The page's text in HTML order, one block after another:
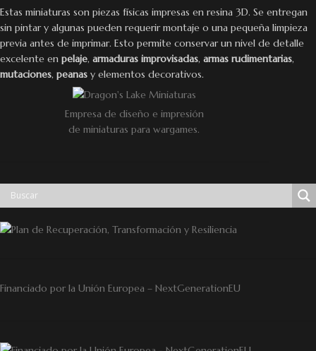
Estas miniaturas son piezas físicas impresas en resina 3D. Se entregan
sin pintar y algunas pueden requerir montaje o una pequeña limpieza
previa antes de imprimar. Esto permite conservar un nivel de detalle
excelente en pelaje, armaduras improvisadas, armas rudimentarias,
mutaciones, peanas y elementos decorativos.
Empresa de diseño e impresión
de miniaturas para wargames.
Financiado por la Unión Europea – NextGenerationEU